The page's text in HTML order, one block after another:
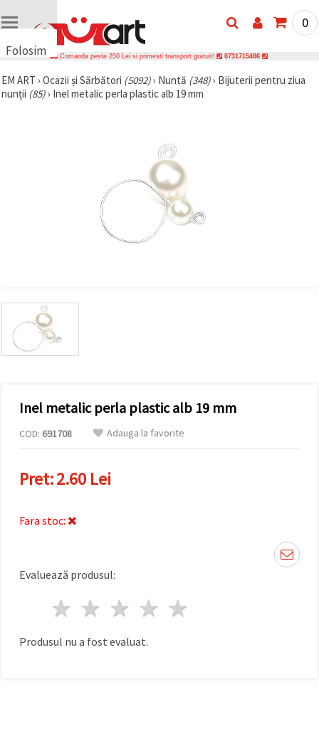
Folosim
uri
🍪 Folosim
traficul și a
conținut și
reclame
mai
noștri de
marketing.
Puteți fi de
utilizați
toate
clic pe
"acceptati
preferințele
făcând clic
0
Comanda peste 250 Lei si primesti transport gratuit! 0731715486
EM ART › Ocazii și Sărbători (5092)› Nuntă (348)› Bijuterii pentru ziua
nunții (85)› Inel metalic perla plastic alb 19 mm
Inel metalic perla plastic alb 19 mm
COD: 691708 Adauga la favorite
Pret:2.60 Lei
Fara stoc:
Evaluează produsul:
4 stele
3 stele
2 stele
1 stea
Produsul nu a fost evaluat.